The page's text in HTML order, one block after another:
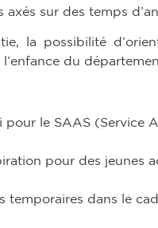
axés sur des temps
la possibilité
du
pour le SAAS (Service
pour des jeunes
temporaires dans le